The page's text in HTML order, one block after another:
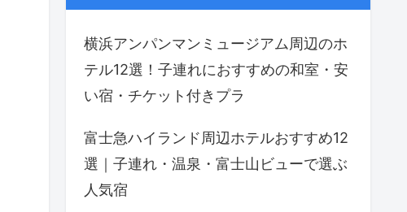
横浜アンパンマンミュージアム周辺のホ
テル12選！子連れにおすすめの和室・安
い宿・チケット付きプラ
富士急ハイランド周辺ホテルおすすめ12
選｜子連れ・温泉・富士山ビューで選ぶ
人気宿